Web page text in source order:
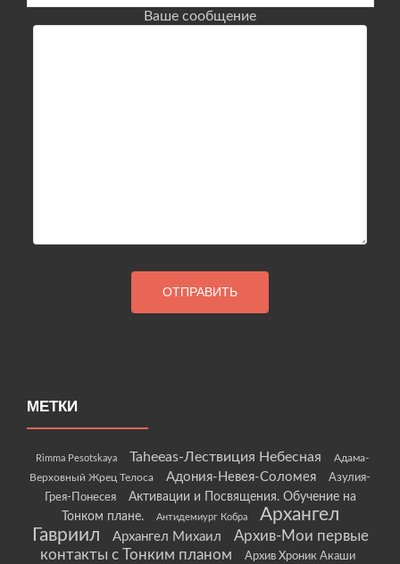
Ваше сообщение
МЕТКИ
Rimma Pesotskaya Taheeas-Лествиция Небесная
Адама-
Верховный Жрец Телоса
Адония-Невея-Соломея
Азулия-
Грея-Понесея
Активации и Посвящения. Обучение на
Тонком плане.
Антидемиург Кобра
Архангел
Гавриил
Архангел Михаил
Архив-Мои первые
контакты с Тонким планом
Архив Хроник Акаши